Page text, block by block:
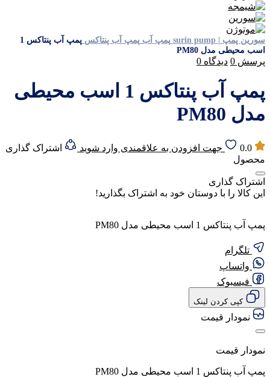
سورین پمپ | surin pump پمپ آب پمپ آب پنتاکس
پمپ آب پنتاکس 1
اسب محیطی مدل PM80
پرسش 0 دیدگاه 0
پمپ آب پنتاکس 1 اسب محیطی
مدل PM80
0.0 جهت افزودن به علاقمندی وارد شوید
اشتراک گذاری
محصول
اشتراک گذاری
این کالا را با دوستان خود به اشتراک بگذارید!
پمپ آب پنتاکس 1 اسب محیطی مدل PM80
تلگرام
واتساپ
فیسبوک
کپی کردن لینک
نمودار قیمت
نمودار قیمت
پمپ آب پنتاکس 1 اسب محیطی مدل PM80